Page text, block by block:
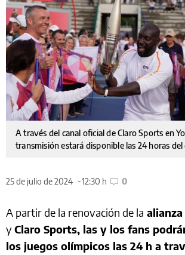
A través del canal oficial de Claro Sports en
transmisión estará disponible las 24 horas del
25 de julio de 2024 12:30 h 0
A partir de la renovación de la
yClaro Sports, las y los fans
los juegos olímpicos las 24 h a